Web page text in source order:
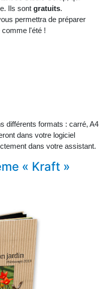
Ils sont gratuits.
permettra de préparer
comme l'été !
différents formats : carré, A4
dans votre logiciel
dans votre assistant.
« Kraft »